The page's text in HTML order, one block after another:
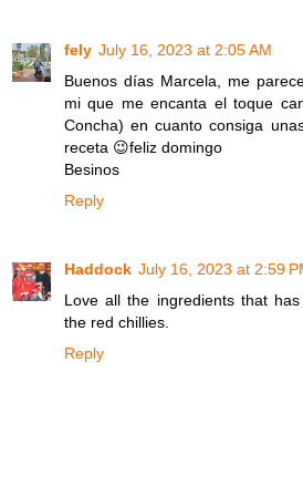
fely July 16, 2023 at 2:05 AM
Buenos días Marcela, me
mi que me encanta el toque
Concha) en cuanto consiga
receta 😉feliz domingo
Besinos
Reply
Haddock July 16, 2023 at 2:59
Love all the ingredients that
the red chillies.
Reply